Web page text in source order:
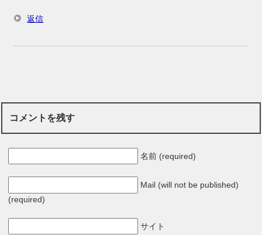
返信
コメントを残す
名前 (required)
Mail (will not be published)
(required)
サイト